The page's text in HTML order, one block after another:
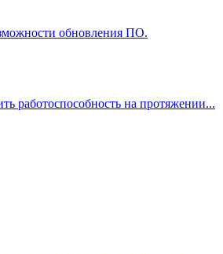
обновления ПО.
работоспособность на протяжении...